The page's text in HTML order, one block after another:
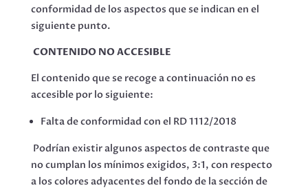
conformidad de los aspectos que se indican en el
siguiente punto.
CONTENIDO NO ACCESIBLE
El contenido que se recoge a continuación no es
accesible por lo siguiente:
Falta de conformidad con el RD 1112/2018
Podrían existir algunos aspectos de contraste que
no cumplan los mínimos exigidos, 3:1, con respecto
a los colores adyacentes del fondo de la sección de